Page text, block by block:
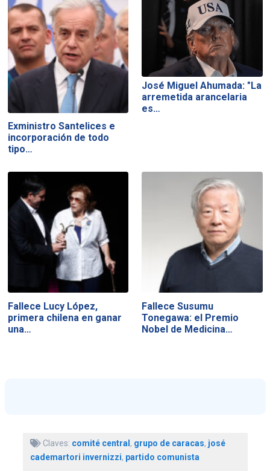
Exministro Santelices e
incorporación de todo
tipo…
José Miguel Ahumada: "La
arremetida arancelaria
es…
Fallece Lucy López,
primera chilena en ganar
una…
Fallece Susumu
Tonegawa: el Premio
Nobel de Medicina…
Claves: comité central , grupo de caracas, josé
cademartori invernizzi, partido comunista